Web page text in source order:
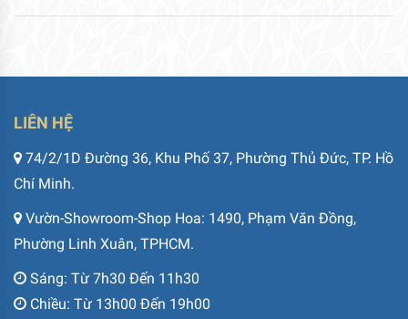
LIÊN HỆ
74/2/1D Đường 36, Khu Phố 37, Phường Thủ Đức, TP. Hồ
Chí Minh.
Vườn-Showroom-Shop Hoa: 1490, Phạm Văn Đồng,
Phường Linh Xuân, TPHCM.
Sáng: Từ 7h30 Đến 11h30
Chiều: Từ 13h00 Đến 19h00